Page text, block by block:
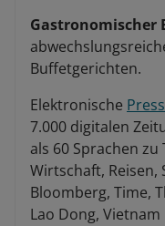
Gastronomischer
Buffetgerichten.
Elektronische
7.000 digitalen
als 60 Sprachen
Wirtschaft, Reisen,
Bloomberg, Time,
Lao Dong,